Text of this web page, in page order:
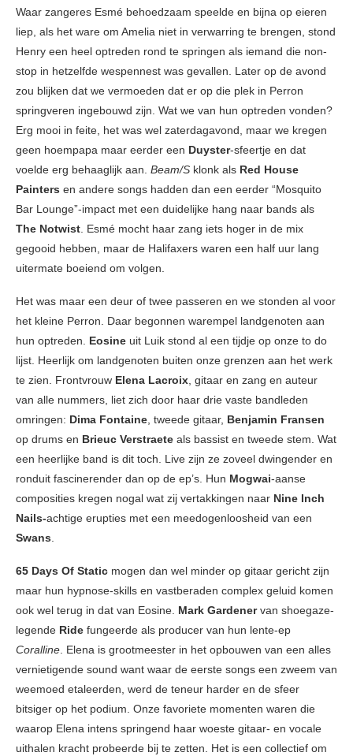
Waar zangeres Esmé behoedzaam speelde en bijna op eieren
liep, als het ware om Amelia niet in verwarring te brengen, stond
Henry een heel optreden rond te springen als iemand die non-
stop in hetzelfde wespennest was gevallen. Later op de avond
zou blijken dat we vermoeden dat er op die plek in Perron
springveren ingebouwd zijn. Wat we van hun optreden vonden?
Erg mooi in feite, het was wel zaterdagavond, maar we kregen
geen hoempapa maar eerder een Duyster-sfeertje en dat
voelde erg behaaglijk aan. Beam/S klonk als Red House
Painters en andere songs hadden dan een eerder “Mosquito
Bar Lounge”-impact met een duidelijke hang naar bands als
The Notwist . Esmé mocht haar zang iets hoger in de mix
gegooid hebben, maar de Halifaxers waren een half uur lang
uitermate boeiend om volgen.
Het was maar een deur of twee passeren en we stonden al voor
het kleine Perron. Daar begonnen warempel landgenoten aan
hun optreden. Eosine uit Luik stond al een tijdje op onze to do
lijst. Heerlijk om landgenoten buiten onze grenzen aan het werk
te zien. Frontvrouw Elena Lacroix , gitaar en zang en auteur
van alle nummers, liet zich door haar drie vaste bandleden
omringen: Dima Fontaine , tweede gitaar, Benjamin Fransen
op drums en Brieuc Verstraete als bassist en tweede stem. Wat
een heerlijke band is dit toch. Live zijn ze zoveel dwingender en
ronduit fascinerender dan op de ep’s. Hun Mogwai-aanse
composities kregen nogal wat zij vertakkingen naar Nine Inch
Nails-achtige erupties met een meedogenloosheid van een
Swans
65 Days Of Static mogen dan wel minder op gitaar gericht zijn
maar hun hypnose-skills en vastberaden complex geluid komen
ook wel terug in dat van Eosine. Mark Gardenervan shoegaze-
legende Ride fungeerde als producer van hun lente-ep
Coralline . Elena is grootmeester in het opbouwen van een alles
vernietigende sound want waar de eerste songs een zweem van
weemoed etaleerden, werd de teneur harder en de sfeer
bitsiger op het podium. Onze favoriete momenten waren die
waarop Elena intens springend haar woeste gitaar- en vocale
uithalen kracht probeerde bij te zetten. Het is een collectief om